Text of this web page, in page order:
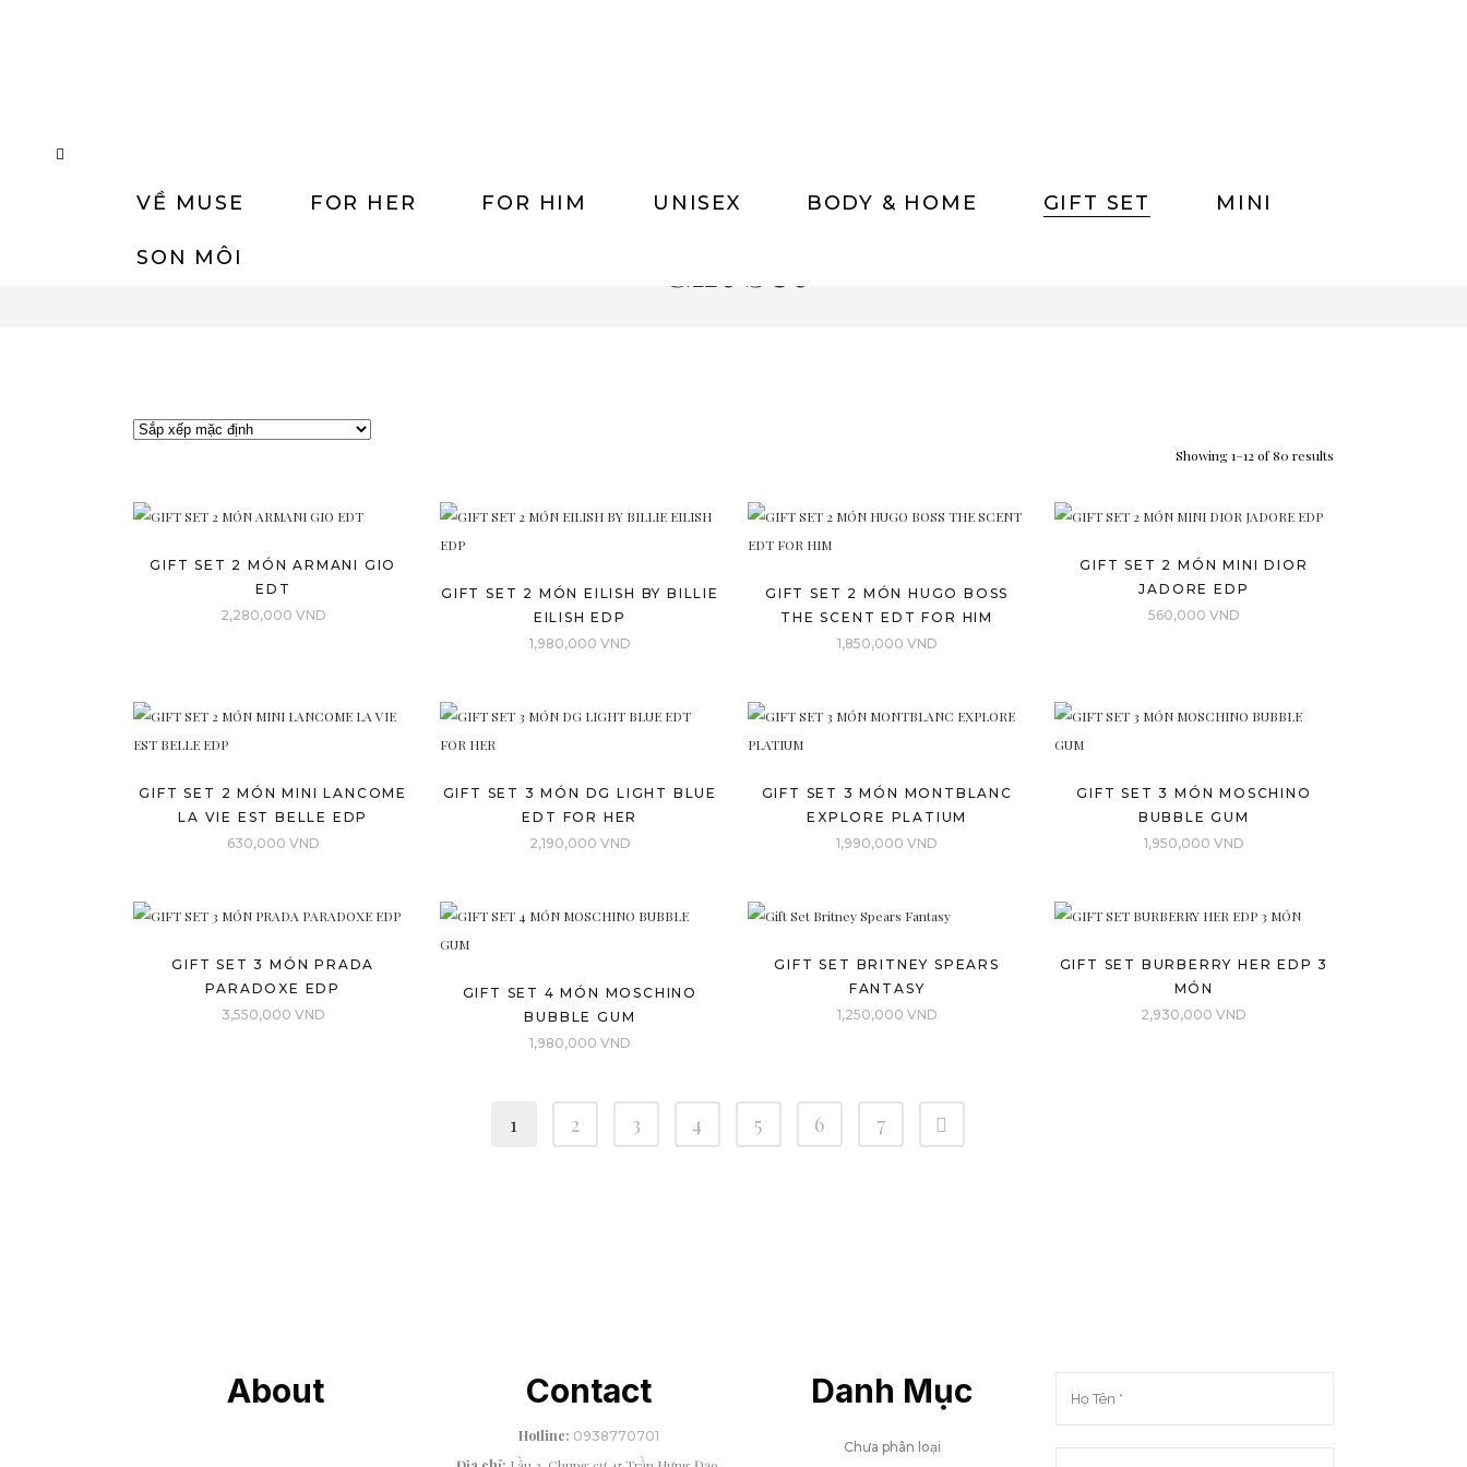
VỀ MUSE FOR HER FOR HIM UNISEX BODY & HOME GIFT SET MINI
SON MÔI
Showing 1–12 of 80 results
GIFT SET 2 MÓN ARMANI GIO
EDT
2,280,000 VND
GIFT SET 2 MÓN EILISH BY BILLIE
EILISH EDP
1,980,000 VND
GIFT SET 2 MÓN HUGO BOSS
THE SCENT EDT FOR HIM
1,850,000 VND
GIFT SET 2 MÓN MINI DIOR
JADORE EDP
560,000 VND
GIFT SET 2 MÓN MINI LANCOME
LA VIE EST BELLE EDP
630,000 VND
GIFT SET 3 MÓN DG LIGHT BLUE
EDT FOR HER
2,190,000 VND
GIFT SET 3 MÓN MONTBLANC
EXPLORE PLATIUM
1,990,000VND
GIFT SET 3 MÓN MOSCHINO
BUBBLE GUM
1,950,000 VND
GIFT SET 3 MÓN PRADA
PARADOXE EDP
3,550,000 VND
GIFT SET 4 MÓN MOSCHINO
BUBBLE GUM
1,980,000 VND
GIFT SET BRITNEY SPEARS
FANTASY
1,250,000 VND
GIFT SET BURBERRY HER EDP 3
MÓN
2,930,000VND
1 2 3 4 5 6 7
About Contact
Hotline: 0938770701
Danh Mục
Chưa phân loại